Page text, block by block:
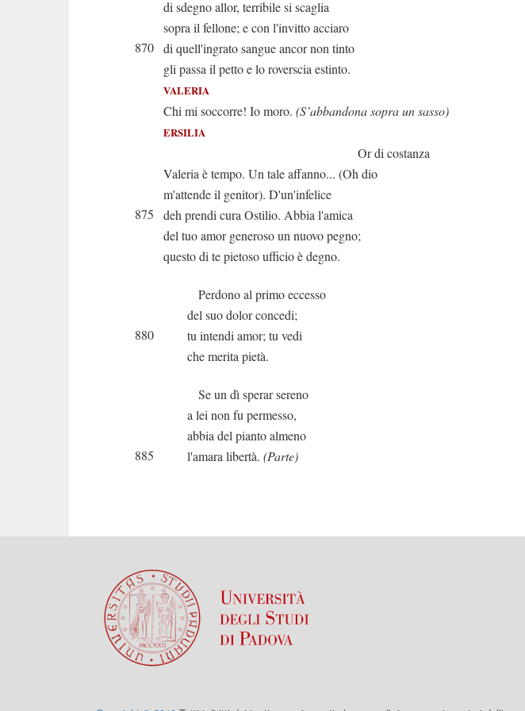
di sdegno allor, terribile si scaglia
sopra il fellone; e con l'invitto acciaro
870 di quell'ingrato sangue ancor non tinto
gli passa il petto e lo roverscia estinto.
VALERIA
Chi mi soccorre! Io moro. (S’abbandona sopra un sasso)
ERSILIA
Or di costanza
Valeria è tempo. Un tale affanno... (Oh dio
m'attende il genitor). D'un'infelice
875
deh prendi cura Ostilio. Abbia l'amica
del tuo amor generoso un nuovo pegno;
questo di te pietoso ufficio è degno.
Perdono al primo eccesso
del suo dolor concedi;
880
tu intendi amor; tu vedi
che merita pietà.
Se un dì sperar sereno
a lei non fu permesso,
abbia del pianto almeno
885
l'amara libertà. (Parte)